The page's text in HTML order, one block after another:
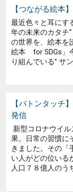
【つながる絵本
最近色々と耳にす
年の未来のカタチ
の世界を、絵本を
絵本 for SDGs」
り組んでいる” サ
【バトンタッチ
発信
新型コロナウイ
果。日常の習慣に
きました。その「
い人がどの位いる
人口７８億人のう